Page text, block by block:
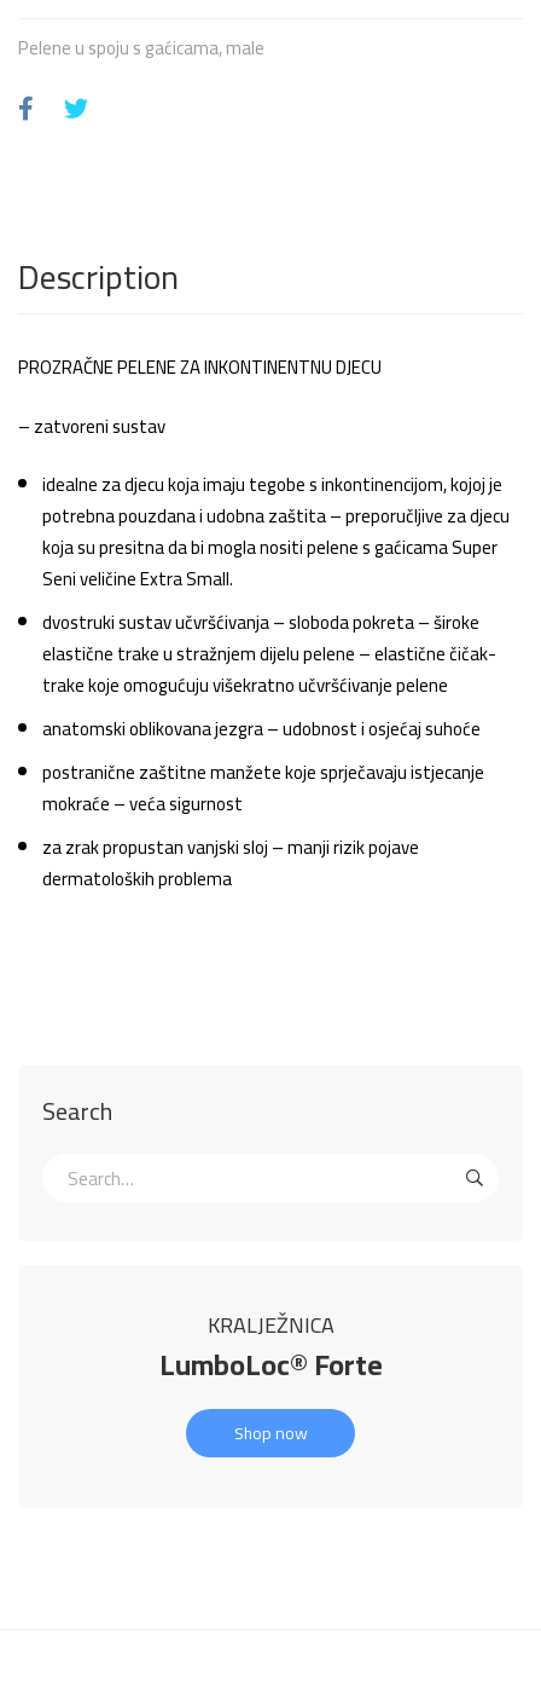
Search
KRALJEŽNICA
LumboLoc® Forte
Shop now
Pelene u spoju s gaćicama, male
Description
PROZRAČNE PELENE ZA INKONTINENTNU DJECU
– zatvoreni sustav
idealne za djecu koja imaju tegobe s inkontinencijom, kojoj je
potrebna pouzdana i udobna zaštita – preporučljive za djecu
koja su presitna da bi mogla nositi pelene s gaćicama Super
Seni veličine Extra Small.
dvostruki sustav učvršćivanja – sloboda pokreta – široke
elastične trake u stražnjem dijelu pelene – elastične čičak-
trake koje omogućuju višekratno učvršćivanje pelene
anatomski oblikovana jezgra – udobnost i osjećaj suhoće
postranične zaštitne manžete koje sprječavaju istjecanje
mokraće – veća sigurnost
za zrak propustan vanjski sloj – manji rizik pojave
dermatoloških problema